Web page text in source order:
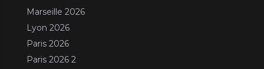
Marseille 2026
Lyon 2026
Paris 2026
Paris 2026 2